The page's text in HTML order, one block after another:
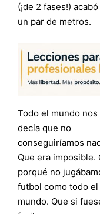
(¡de 2 fases!)
un par de metros.
Todo el mundo nos
decía que no
conseguiríamos
Que era imposible.
porqué no
futbol como todo el
mundo. Que si